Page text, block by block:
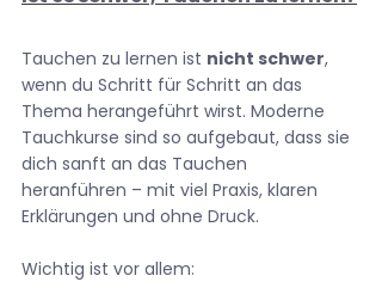
Tauchen zu lernen ist nicht schwer,
wenn du Schritt für Schritt an das
Thema herangeführt wirst. Moderne
Tauchkurse sind so aufgebaut, dass sie
dich sanft an das Tauchen
heranführen – mit viel Praxis, klaren
Erklärungen und ohne Druck.
Wichtig ist vor allem: